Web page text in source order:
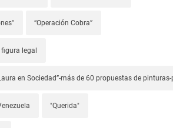
“Operación Cobra”
legal
en Sociedad”-más de 60 propuestas de
"Querida"